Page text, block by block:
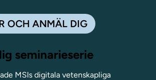
OCH ANMÄL DIG
seminarieserie
MSIs digitala vetenskapliga